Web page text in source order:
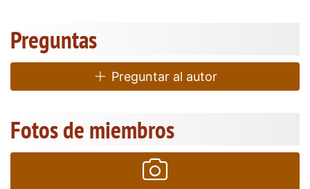
Preguntas
Preguntar al autor
Fotos de miembros